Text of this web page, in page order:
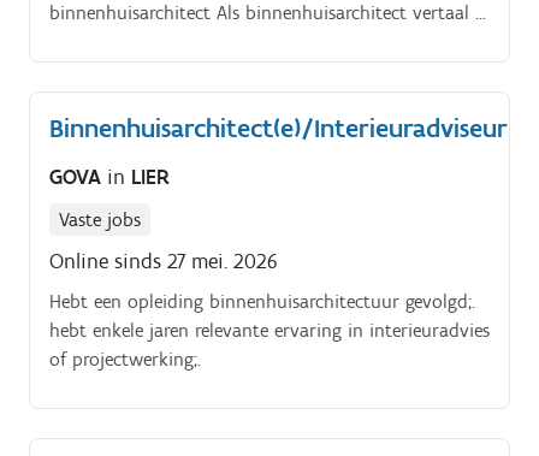
binnenhuisarchitect Als binnenhuisarchitect vertaal je
keuken. Je ondersteunt het verkoopteam met
technische kennis, volgt dossiers nauwgezet op en
Binnenhuisarchitect(e)/Interieuradviseur
GOVA in LIER
Vaste jobs
Online sinds 27 mei. 2026
Hebt een opleiding binnenhuisarchitectuur gevolgd;.
hebt enkele jaren relevante ervaring in interieuradvies
of projectwerking;.